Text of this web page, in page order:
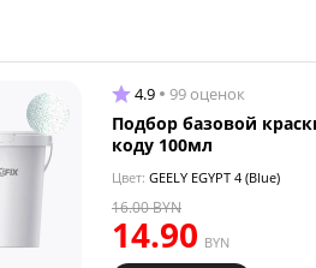
4.9 99 оценок
Подбор базовой
коду 100мл
Цвет: GEELY EGYPT 4 (Blue)
14.90 BYN
16.00BYN